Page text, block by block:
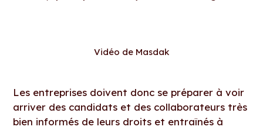
Vidéo de Masdak
Les entreprises doivent donc se préparer à voir
arriver des candidats et des collaborateurs très
bien informés de leurs droits et entraînés à